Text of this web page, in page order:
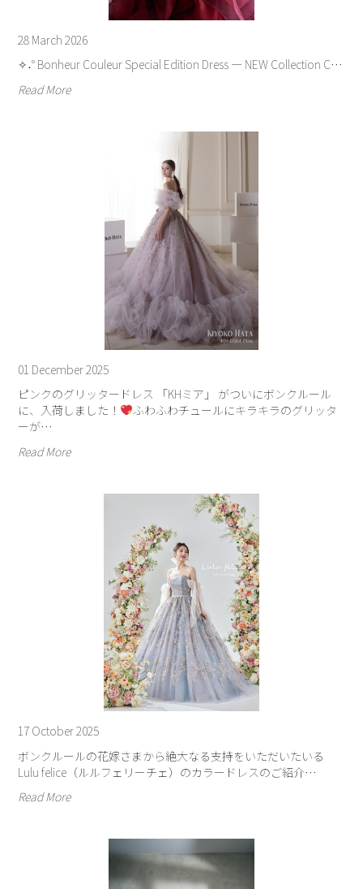
28 March 2026
✧˖° Bonheur Couleur Special Edition Dress ― NEW Collection C…
Read More
01 December 2025
ピンクのグリッタードレス 「KHミア」 がついにボンクルール
に、入荷しました！
ふわふわチュールにキラキラのグリッタ
ーが…
Read More
17 October 2025
ボンクルールの花嫁さまから絶大なる支持をいただいたいる
Lulu felice（ルルフェリーチェ）のカラードレスのご紹介…
Read More